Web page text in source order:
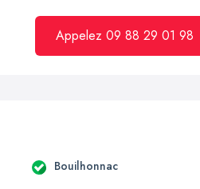
Appelez 09 88 29 01 98
Bouilhonnac